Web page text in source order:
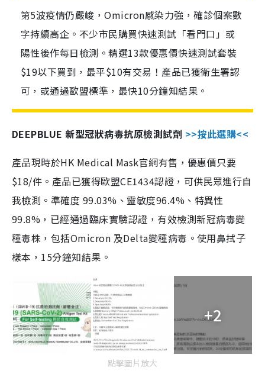
第5波疫情仍嚴峻，Omicron感染力強，確診個案數
字持續高企。不少市民購買快速測試「看門口」或
陽性後作每日檢測。精選13款優惠價快速測試套裝
$19以下買到，最平$10有交易！產品已獲衛生署認
可，或通過歐盟標準，最快10分鐘知結果。
DEEPBLUE 新型冠狀病毒抗原檢測試劑 >>按此選購<<
產品現時於HK Medical Mask官網有售，優惠價只要
$18/件。產品已獲得歐盟CE1434認證，可供民眾進行自
我檢測。準確度 99.03%、靈敏度96.4%、特異性
99.8%，已經通過臨床實驗認證，有效檢測新冠病毒變
種毒株，包括Omicron 及Delta變種病毒。使用鼻拭子
樣本，15分鐘知結果。
+2
點擊圖片放大